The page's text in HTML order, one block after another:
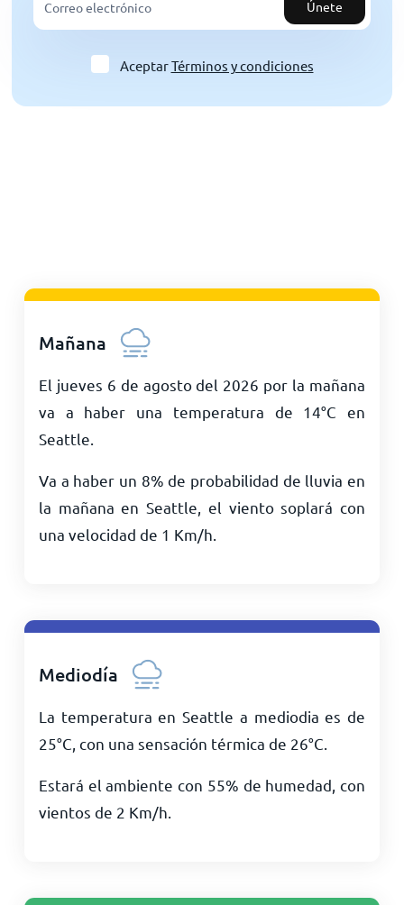
Únete
AceptarTérminos y condiciones
Mañana
El jueves 6 de agosto del 2026 por la mañana
va a haber una temperatura de 14°C en
Seattle.
Va a haber un 8% de probabilidad de lluvia en
la mañana en Seattle, el viento soplará con
una velocidad de 1 Km/h
Mediodía
La temperatura en Seattle a mediodia es de
25°C , con una sensación térmica de 26°C
Estará el ambiente con 55% de humedad, con
vientos de 2 Km/h